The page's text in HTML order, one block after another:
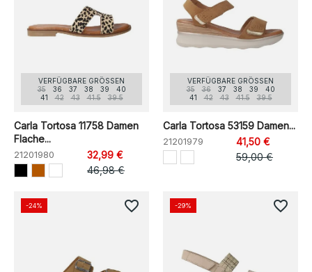
VERFÜGBARE GRÖSSEN
35
36 37 38 39
40
41
42 43 41.5 39.5
Carla Tortosa 11758 Damen
Flache...
21201980
32,99 €
46,98 €
VERFÜGBARE GRÖSSEN
35
36 37 38 39
40
41
42 43 41.5 39.5
Carla Tortosa 53159 Damen...
21201979
41,50 €
59,00 €
-24% favorite_border -29% favorite_border